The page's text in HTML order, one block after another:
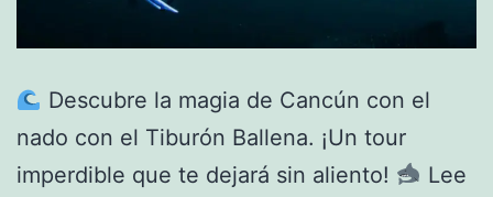
Descubre la magia de Cancún con el
nado con el Tiburón Ballena. ¡Un tour
imperdible que te dejará sin aliento!
Lee